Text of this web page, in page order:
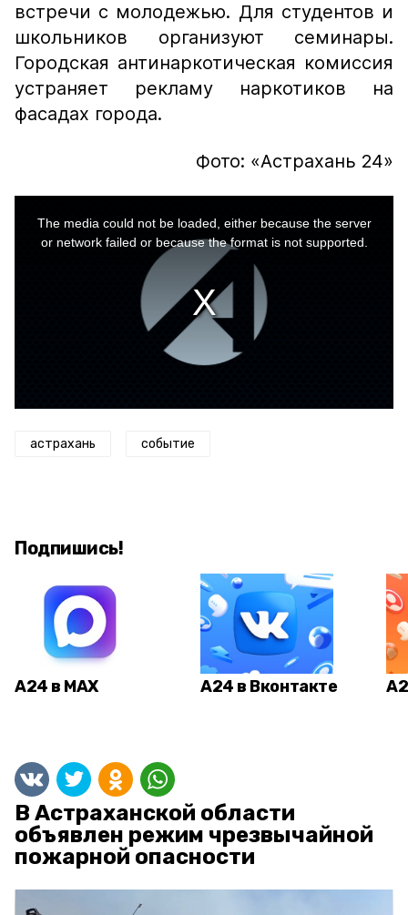
встречи с молодежью. Для студентов и
школьников организуют семинары.
Городская антинаркотическая комиссия
устраняет рекламу наркотиков на
фасадах города.
Фото: «Астрахань 24»
The media could not be loaded, either because the server
or network failed or because the format is not supported.
астрахань событие
Подпишись!
А24 в MAX А24 в Вконтакте
В Астраханской области
объявлен режим чрезвычайной
пожарной опасности